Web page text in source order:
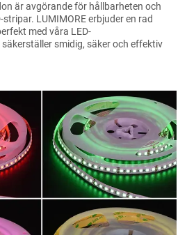
är avgörande för hållbarheten och
LUMIMORE erbjuder en rad
med våra LED-
smidig, säker och effektiv